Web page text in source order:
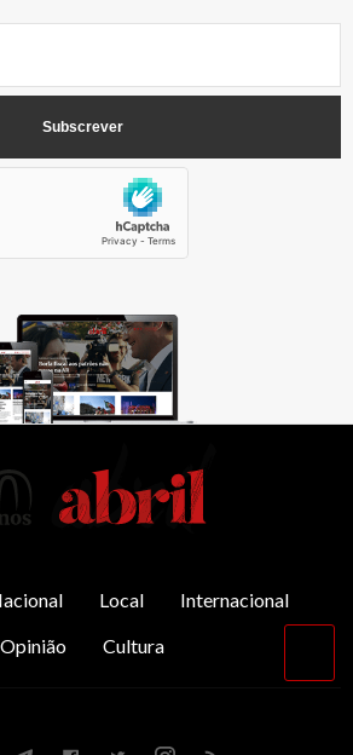
Local
Internacional
Opinião
Cultura